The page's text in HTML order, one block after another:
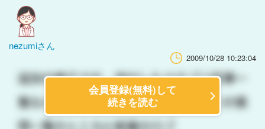
nezumiさん
2009/10/28 10:23:04
会員登録(無料)して
続きを読む